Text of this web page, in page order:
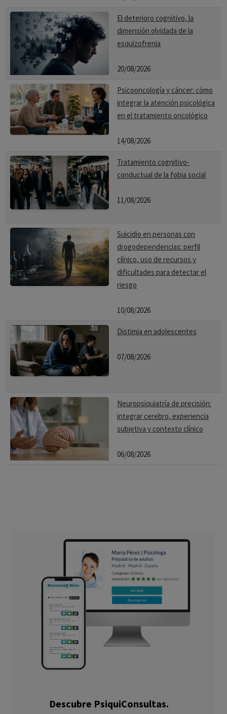
El deterioro cognitivo, la
dimensión olvidada de la
esquizofrenia
20/08/2026
Psicooncología y cáncer: cómo
integrar la atención psicológica
en el tratamiento oncológico
14/08/2026
Tratamiento cognitivo-
conductual de la fobia social
11/08/2026
Suicidio en personas con
drogodependencias: perfil
clínico, uso de recursos y
dificultades para detectar el
riesgo
10/08/2026
Distimia en adolescentes
07/08/2026
Neuropsiquiatría de precisión:
integrar cerebro, experiencia
subjetiva y contexto clínico
06/08/2026
Descubre PsiquiConsultas.